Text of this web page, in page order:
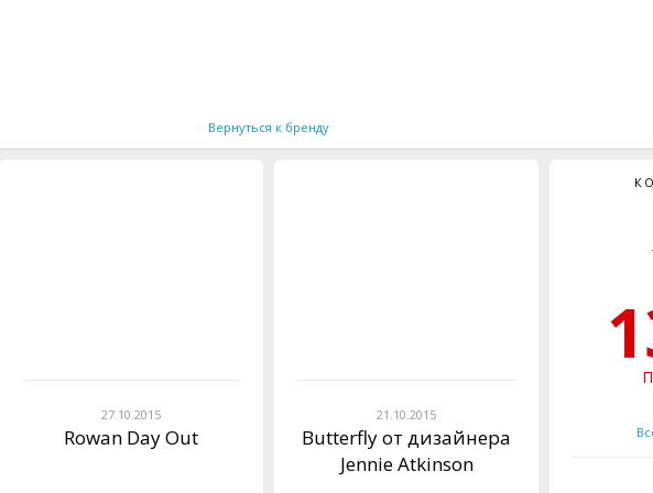
Вернуться к бренду
27.10.2015
Rowan Day Out
21.10.2015
Butterfly от дизайнера
Jennie Atkinson